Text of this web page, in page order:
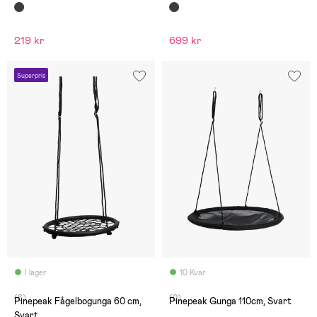
219 kr 699 kr
Superpris
I lager
(6)
Pinepeak Fågelbogunga 60 cm,
10 Kvar
(0)
Pinepeak Gunga 110cm, Svart